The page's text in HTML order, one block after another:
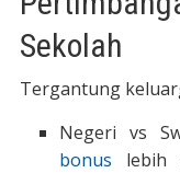
Sekolah
Tergantung
Negeri vs
bonus lebih